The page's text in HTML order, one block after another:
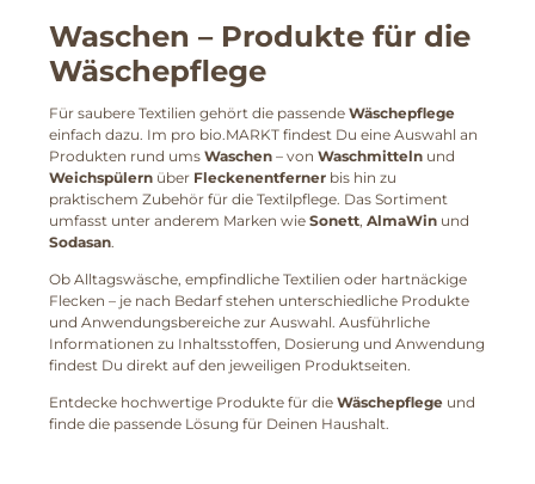
Waschen – Produkte für die
Wäschepflege
Für saubere Textilien gehört die passende Wäschepflege
einfach dazu. Im pro bio.MARKT findest Du eine Auswahl an
Produkten rund ums Waschen – von Waschmitteln und
Weichspülern über Fleckenentferner bis hin zu
praktischem Zubehör für die Textilpflege. Das Sortiment
umfasst unter anderem Marken wie Sonett, AlmaWin und
Sodasan.
Ob Alltagswäsche, empfindliche Textilien oder hartnäckige
Flecken – je nach Bedarf stehen unterschiedliche Produkte
und Anwendungsbereiche zur Auswahl. Ausführliche
Informationen zu Inhaltsstoffen, Dosierung und Anwendung
findest Du direkt auf den jeweiligen Produktseiten.
Entdecke hochwertige Produkte für die Wäschepflege und
finde die passende Lösung für Deinen Haushalt.